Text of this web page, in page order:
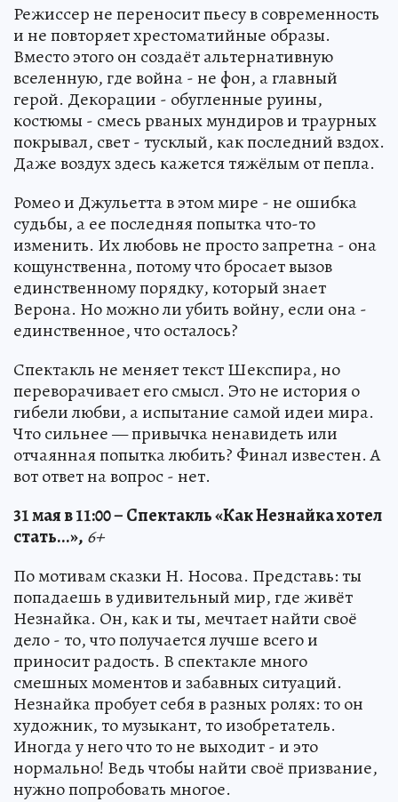
Режиссер не переносит пьесу в современность
и не повторяет хрестоматийные образы.
Вместо этого он создаёт альтернативную
вселенную, где война - не фон, а главный
герой. Декорации - обугленные руины,
костюмы - смесь рваных мундиров и траурных
покрывал, свет - тусклый, как последний вздох.
Даже воздух здесь кажется тяжёлым от пепла.
Ромео и Джульетта в этом мире - не ошибка
судьбы, а ее последняя попытка что-то
изменить. Их любовь не просто запретна - она
кощунственна, потому что бросает вызов
единственному порядку, который знает
Верона. Но можно ли убить войну, если она -
единственное, что осталось?
Спектакль не меняет текст Шекспира, но
переворачивает его смысл. Это не история о
гибели любви, а испытание самой идеи мира.
Что сильнее — привычка ненавидеть или
отчаянная попытка любить? Финал известен. А
вот ответ на вопрос - нет.
31 мая в 11:00 – Спектакль «Как Незнайка хотел
стать...», 6+
По мотивам сказки Н. Носова. Представь: ты
попадаешь в удивительный мир, где живёт
Незнайка. Он, как и ты, мечтает найти своё
дело - то, что получается лучше всего и
приносит радость. В спектакле много
смешных моментов и забавных ситуаций.
Незнайка пробует себя в разных ролях: то он
художник, то музыкант, то изобретатель.
Иногда у него что то не выходит - и это
нормально! Ведь чтобы найти своё призвание,
нужно попробовать многое.